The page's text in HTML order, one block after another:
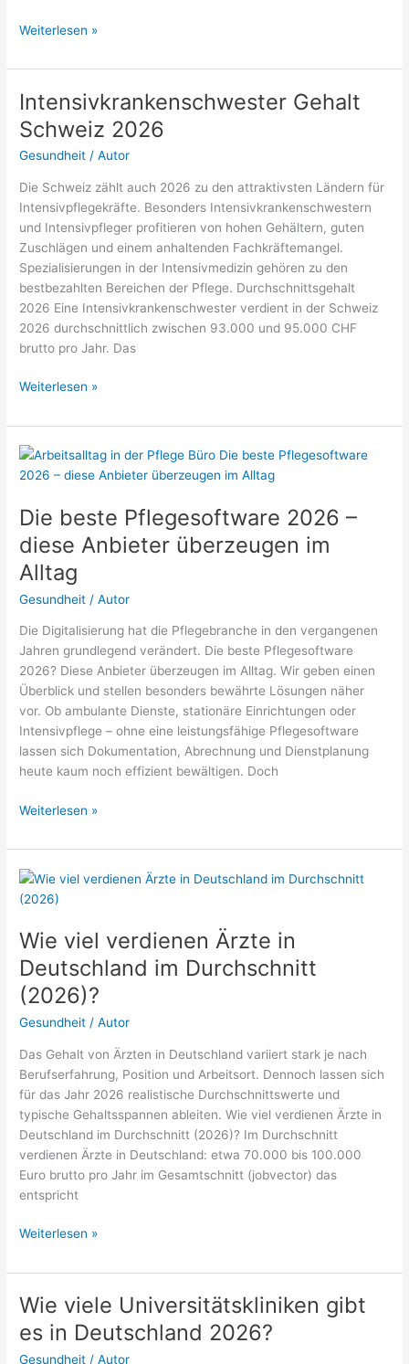
KI-
Spracherkennung
der
Zahnarztpraxis:
Echtzeit-
PVS-
Integration
und
deutsche
Server
(2026)
Weiterlesen »
Intensivkrankenschwester Gehalt
Schweiz 2026
Gesundheit /Autor
Die Schweiz zählt auch 2026 zu den attraktivsten Ländern für
Intensivpflegekräfte. Besonders Intensivkrankenschwestern
und Intensivpfleger profitieren von hohen Gehältern, guten
Zuschlägen und einem anhaltenden Fachkräftemangel.
Spezialisierungen in der Intensivmedizin gehören zu den
bestbezahlten Bereichen der Pflege. Durchschnittsgehalt
2026 Eine Intensivkrankenschwester verdient in der Schweiz
2026 durchschnittlich zwischen 93.000 und 95.000 CHF
brutto pro Jahr. Das
Intensivkrankenschwester
Schweiz
2026
Weiterlesen »
Die beste Pflegesoftware 2026 –
diese Anbieter überzeugen im
Alltag
Gesundheit /Autor
Die Digitalisierung hat die Pflegebranche in den vergangenen
Jahren grundlegend verändert. Die beste Pflegesoftware
2026? Diese Anbieter überzeugen im Alltag. Wir geben einen
Überblick und stellen besonders bewährte Lösungen näher
vor. Ob ambulante Dienste, stationäre Einrichtungen oder
Intensivpflege – ohne eine leistungsfähige Pflegesoftware
lassen sich Dokumentation, Abrechnung und Dienstplanung
heute kaum noch effizient bewältigen. Doch
Die
Pflegesoftware
2026
–
diese
Anbieter
überzeugen
im
Alltag
Weiterlesen »
Wie viel verdienen Ärzte in
Deutschland im Durchschnitt
(2026)?
Gesundheit /Autor
Das Gehalt von Ärzten in Deutschland variiert stark je nach
Berufserfahrung, Position und Arbeitsort. Dennoch lassen sich
für das Jahr 2026 realistische Durchschnittswerte und
typische Gehaltsspannen ableiten. Wie viel verdienen Ärzte in
Deutschland im Durchschnitt (2026)? Im Durchschnitt
verdienen Ärzte in Deutschland: etwa 70.000 bis 100.000
Euro brutto pro Jahr im Gesamtschnitt (jobvector) das
entspricht
Wie
verdienen
Ärzte
in
Deutschland
im
Weiterlesen »
Wie viele Universitätskliniken gibt
es in Deutschland 2026?
Gesundheit /Autor